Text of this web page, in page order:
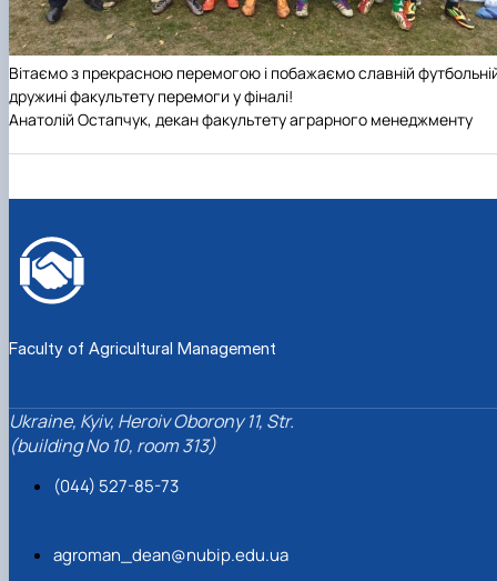
Вітаємо з прекрасною перемогою і побажаємо славній
дружині факультету перемоги у фіналі!
Анатолій Остапчук, декан факультету аграрного менеджменту
Faculty of Agricultural Management
Ukraine, Kyiv, Heroiv Oborony 11, Str.
(building No 10, room 313)
(044) 527-85-73
agroman_dean@nubip.edu.ua